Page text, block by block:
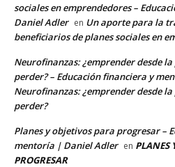
sociales en emprendedores –
Daniel Adler en Un aporte para la
beneficiarios de planes sociales en
Neurofinanzas: ¿emprender desde
perder? – Educación financiera y
Neurofinanzas: ¿emprender desde
perder?
Planes y objetivos para progresar –
mentoría | Daniel Adler en PLANES
PROGRESAR